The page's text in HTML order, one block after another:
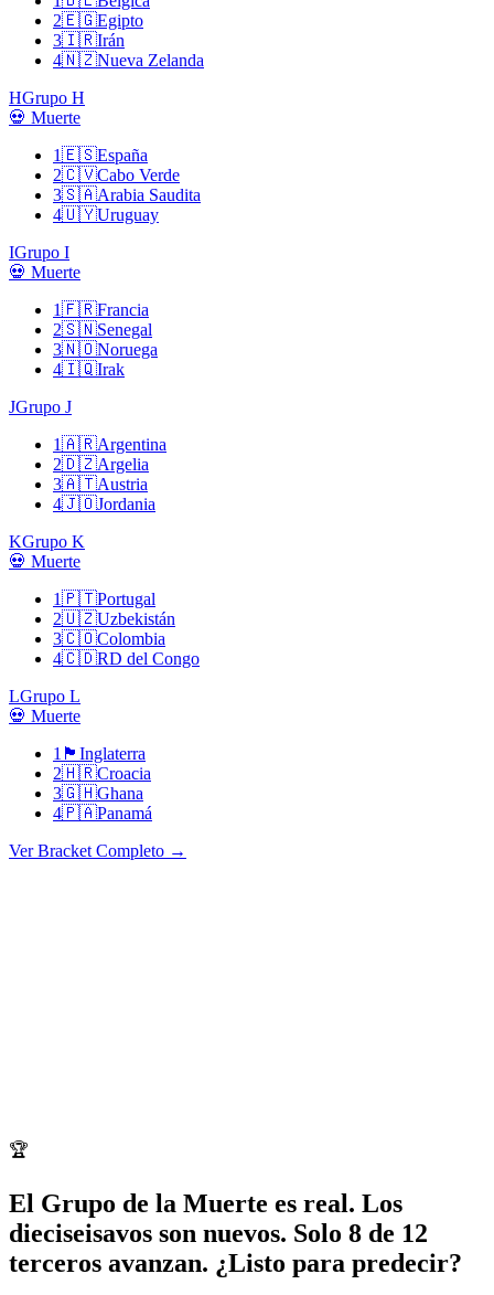
2🇪🇬Egipto
3🇮🇷Irán
4🇳🇿Nueva Zelanda
HGrupo H
💀 Muerte
1🇪🇸España
2🇨🇻Cabo Verde
3🇸🇦Arabia Saudita
4🇺🇾Uruguay
IGrupo I
💀 Muerte
1🇫🇷Francia
2🇸🇳Senegal
3🇳🇴Noruega
4🇮🇶Irak
JGrupo J
1🇦🇷Argentina
2🇩🇿Argelia
3🇦🇹Austria
4🇯🇴Jordania
KGrupo K
💀 Muerte
1🇵🇹Portugal
2🇺🇿Uzbekistán
3🇨🇴Colombia
4🇨🇩RD del Congo
LGrupo L
💀 Muerte
1 🏴󠁧󠁢󠁥󠁮󠁧󠁿 Inglaterra
2🇭🇷Croacia
3🇬🇭Ghana
4🇵🇦Panamá
Ver Bracket Completo →
🏆
El Grupo de la Muerte es real. Los
dieciseisavos son nuevos. Solo 8 de 12
terceros avanzan. ¿Listo para predecir?